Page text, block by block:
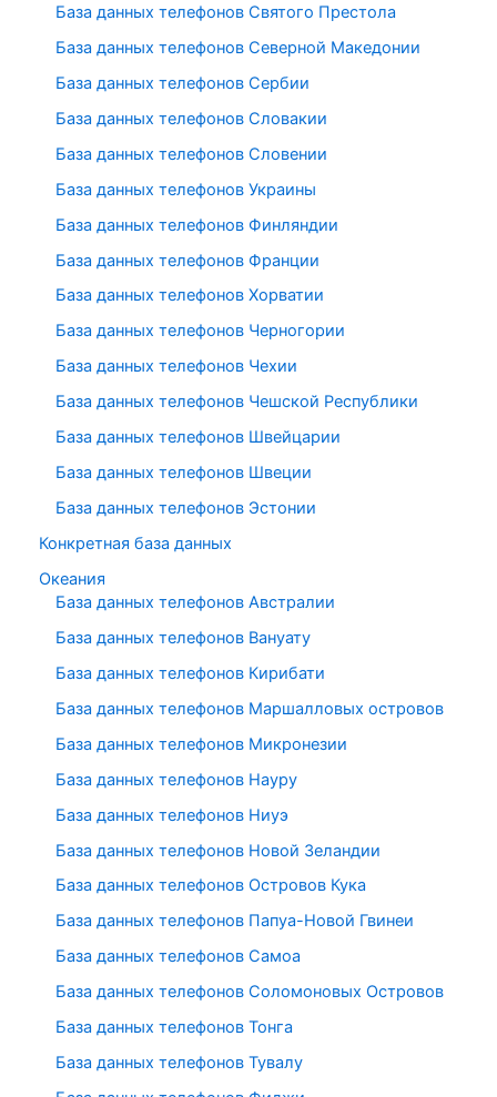
База данных телефонов Святого Престола
База данных телефонов Северной Македонии
База данных телефонов Сербии
База данных телефонов Словакии
База данных телефонов Словении
База данных телефонов Украины
База данных телефонов Финляндии
База данных телефонов Франции
База данных телефонов Хорватии
База данных телефонов Черногории
База данных телефонов Чехии
База данных телефонов Чешской Республики
База данных телефонов Швейцарии
База данных телефонов Швеции
База данных телефонов Эстонии
Конкретная база данных
Океания
База данных телефонов Австралии
База данных телефонов Вануату
База данных телефонов Кирибати
База данных телефонов Маршалловых островов
База данных телефонов Микронезии
База данных телефонов Науру
База данных телефонов Ниуэ
База данных телефонов Новой Зеландии
База данных телефонов Островов Кука
База данных телефонов Папуа-Новой Гвинеи
База данных телефонов Самоа
База данных телефонов Соломоновых Островов
База данных телефонов Тонга
База данных телефонов Тувалу